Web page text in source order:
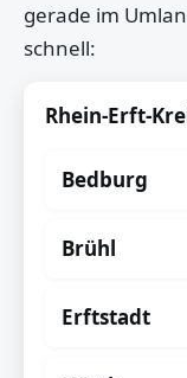
gerade im
schnell:
Rhein-Erft-
Bedburg
Brühl
Erftstadt